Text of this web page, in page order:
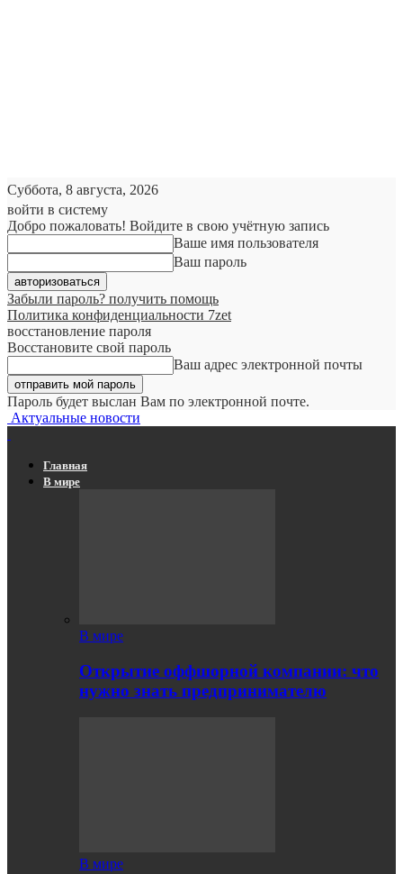
Суббота, 8 августа, 2026
войти в систему
Добро пожаловать! Войдите в свою учётную запись
Ваше имя пользователя
Ваш пароль
Забыли пароль? получить помощь
Политика конфиденциальности 7zet
восстановление пароля
Восстановите свой пароль
Ваш адрес электронной почты
Пароль будет выслан Вам по электронной почте.
Актуальные новости
Главная
В мире
В мире
Открытие оффшорной компании: что
нужно знать предпринимателю
В мире